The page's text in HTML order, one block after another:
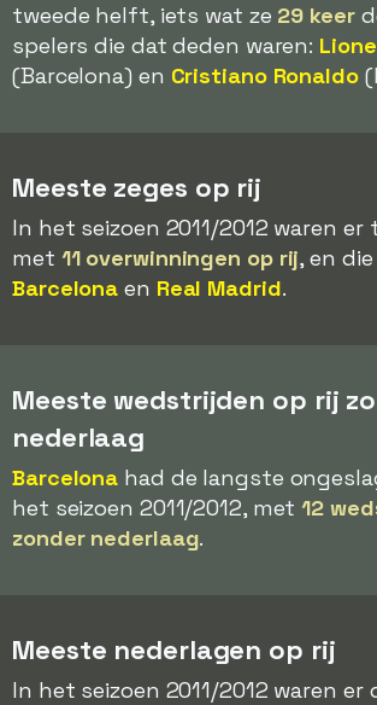
tweede helft, iets wat ze 29 keer
spelers die dat deden waren:
(Barcelona) en Cristiano Ronaldo
Meeste zeges op rij
In het seizoen 2011/2012 waren er
met 11 overwinningen op rij, en
Barcelona en Real Madrid.
Meeste wedstrijden op rij
nederlaag
Barcelona had de langste
het seizoen 2011/2012, met12
zonder nederlaag.
Meeste nederlagen op rij
In het seizoen 2011/2012 waren er